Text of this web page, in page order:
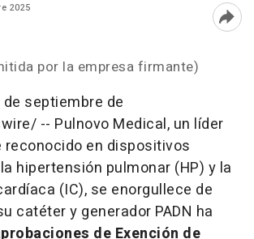
2025
por la empresa firmante)
de septiembre de
-- Pulnovo Medical, un líder
en dispositivos
hipertensión pulmonar (HP) y la
(IC), se enorgullece de
catéter y generador PADN ha
de Exención de